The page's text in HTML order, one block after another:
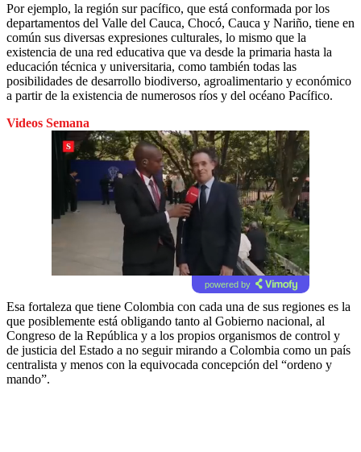
Por ejemplo, la región sur pacífico, que está conformada por los
departamentos del Valle del Cauca, Chocó, Cauca y Nariño, tiene en
común sus diversas expresiones culturales, lo mismo que la
existencia de una red educativa que va desde la primaria hasta la
educación técnica y universitaria, como también todas las
posibilidades de desarrollo biodiverso, agroalimentario y económico
a partir de la existencia de numerosos ríos y del océano Pacífico.
Videos Semana
powered by
Esa fortaleza que tiene Colombia con cada una de sus regiones es la
que posiblemente está obligando tanto al Gobierno nacional, al
Congreso de la República y a los propios organismos de control y
de justicia del Estado a no seguir mirando a Colombia como un país
centralista y menos con la equivocada concepción del “ordeno y
mando”.